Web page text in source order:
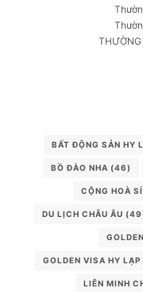
THƯỜNG
BẤT ĐỘNG SẢN HY
BỒ ĐÀO NHA (46)
CỘNG HOÀ
DU LỊCH CHÂU ÂU
GOLDEN VISA HY LẠP
LIÊN MINH